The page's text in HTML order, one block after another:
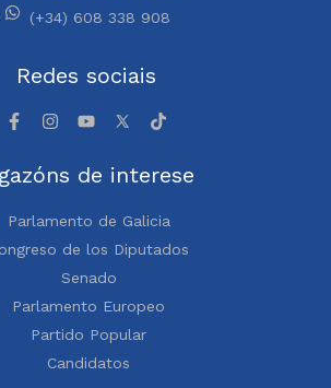
(+34) 608 338 908
Redes sociais
de interese
Parlamento de Galicia
de los Diputados
Senado
Parlamento Europeo
Partido Popular
Candidatos